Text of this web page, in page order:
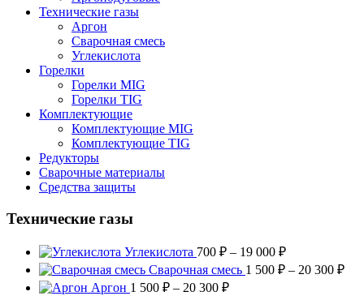
Технические газы
Аргон
Сварочная смесь
Углекислота
Горелки
Горелки MIG
Горелки TIG
Комплектующие
Комплектующие MIG
Комплектующие TIG
Редукторы
Сварочные материалы
Средства защиты
Технические газы
Углекислота 700 ₽ – 19 000 ₽Диапазон
цен:
Сварочная смесь 1 500 ₽ – 20 300 ₽
Аргон 1 500 ₽ – 20 300 ₽Диапазон